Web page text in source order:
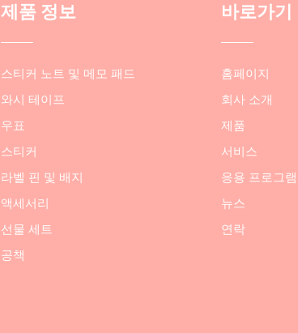
제품 정보
스티커 노트 및 메모 패드
와시 테이프
우표
스티커
라벨 핀 및 배지
액세서리
선물 세트
공책
바로가기
홈페이지
회사 소개
제품
서비스
응용 프로그램
뉴스
연락